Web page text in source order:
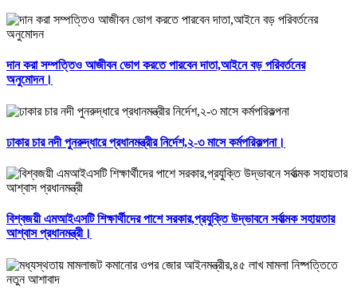
দান করা সম্পত্তিও আজীবন ভোগ করতে পারবেন দাতা,আইনে বড় পরিবর্তনের
অনুমোদন।
ঢাকার চার নদী পুনরুদ্ধারে প্রধানমন্ত্রীর নির্দেশ,২-৩ মাসে কর্মপরিকল্পনা।
বিশ্বজয়ী এমআইএসটি শিক্ষার্থীদের পাশে সরকার,প্রযুক্তি উদ্ভাবনে সর্বাত্মক সহায়তার
আশ্বাস প্রধানমন্ত্রী।